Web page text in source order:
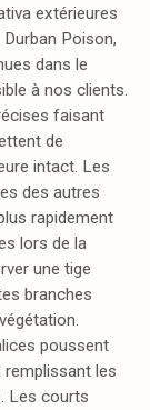
extérieures
Poison,
dans le
à nos clients.
faisant
de
intact. Les
des autres
rapidement
lors de la
une tige
branches
poussent
remplissant les
Les courts